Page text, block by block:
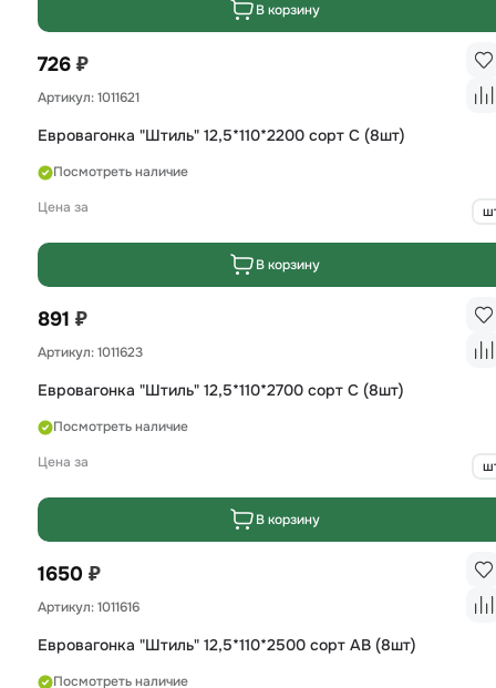
В корзину
726 ₽
Артикул: 1011621
Евровагонка "Штиль" 12,5*110*2200 сорт С (8шт)
Посмотреть наличие
Цена за
В корзину
891 ₽
Артикул: 1011623
Евровагонка "Штиль" 12,5*110*2700 сорт С (8шт)
Посмотреть наличие
Цена за
В корзину
1650 ₽
Артикул: 1011616
Евровагонка "Штиль" 12,5*110*2500 сорт AB (8шт)
Посмотреть наличие